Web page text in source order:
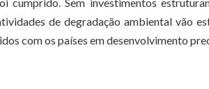
de degradação ambiental vão
com os países em desenvolvimento